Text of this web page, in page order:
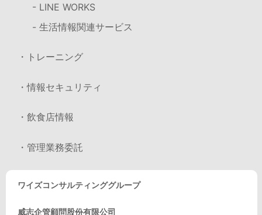
- LINE WORKS
- 生活情報関連サービス
・トレーニング
・情報セキュリティ
・飲食店情報
・管理業務委託
ワイズコンサルティンググループ
威志企管顧問股份有限公司